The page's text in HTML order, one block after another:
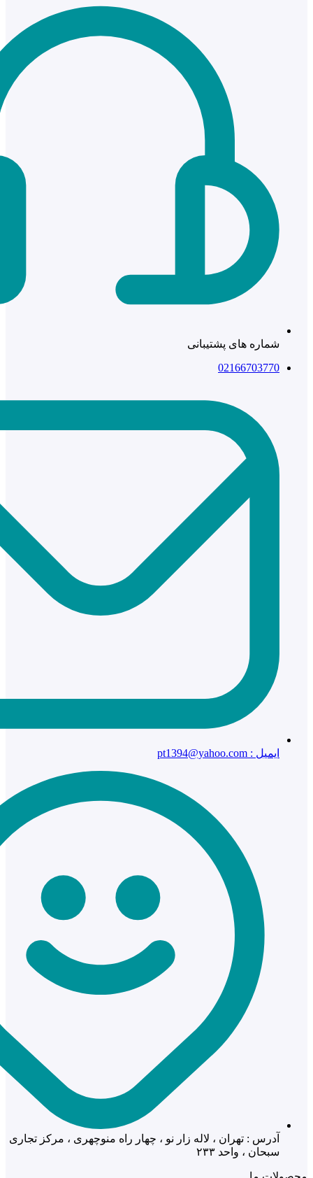
شماره های پشتیبانی
02166703770
ایمیل : pt1394@yahoo.com
آدرس : تهران ، لاله زار نو ، چهار راه منوچهری ، مرکز تجاری
سبحان ، واحد ۲۳۳